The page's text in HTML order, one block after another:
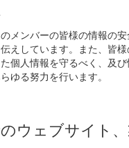
メンバーの皆様の情報の
えしています。また、皆
個人情報を守るべく、及
ゆる努力を行います。
ウェブサイト